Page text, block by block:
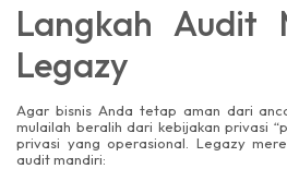
Langkah Audit
Legazy
Agar bisnis Anda tetap aman dari
mulailah beralih dari kebijakan privasi
privasi yang operasional. Legazy
audit mandiri: